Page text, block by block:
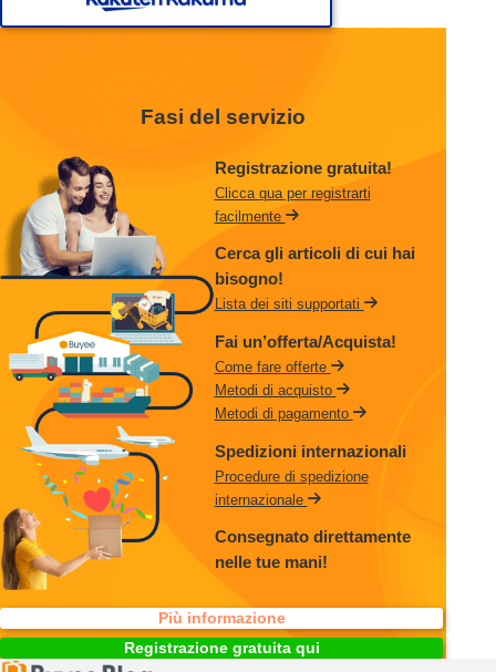
Fasi del servizio
Registrazione gratuita!
Clicca qua per registrarti
facilmente
Cerca gli articoli di cui hai
bisogno!
Lista dei siti supportati
Fai un’offerta/Acquista!
Come fare offerte
Metodi di acquisto
Metodi di pagamento
Spedizioni internazionali
Procedure di spedizione
internazionale
Consegnato direttamente
nelle tue mani!
Più informazione
Registrazione gratuita qui